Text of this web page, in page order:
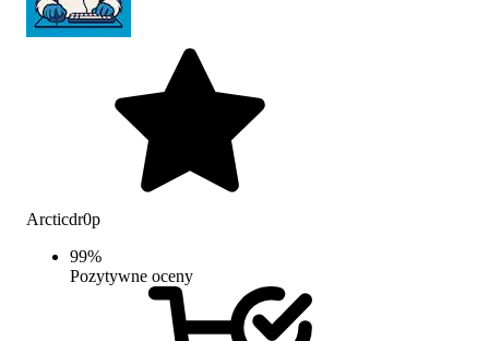
Arcticdr0p
99%
Pozytywne oceny